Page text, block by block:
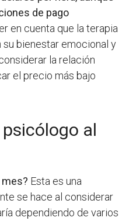
de pago
en cuenta que la terapia
bienestar emocional y
la relación
el precio más bajo
al
Esta es una
se hace al considerar
dependiendo de varios